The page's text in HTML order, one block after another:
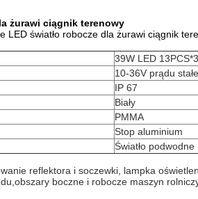
żurawi ciągnik terenowy
LED światło robocze dla żurawi ciągnik
39W LED
10-36V prądu
IP 67
Biały
PMMA
Stop aluminium
Światło podwodne
reflektora i soczewki, lampka
boczne i robocze maszyn